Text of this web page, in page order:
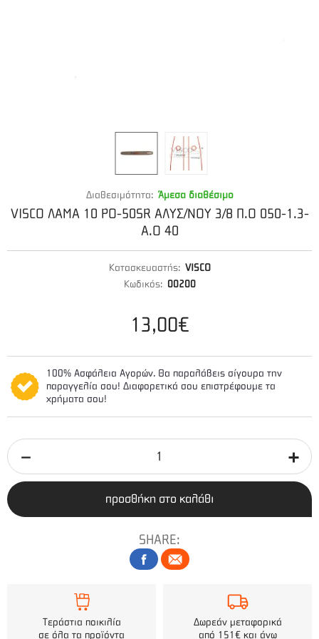
Διαθεσιμότητα: Άμεσα διαθέσιμο
VISCO ΛΑΜΑ 10 PO-50SR ΑΛΥΣ/ΝΟΥ 3/8 Π.Ο 050-1.3-
Α.Ο 40
Κατασκευαστής: VISCO
Κωδικός: 00200
13,00€
100% Ασφάλεια Αγορών. Θα παραλάβεις σίγουρα την
παραγγελία σου! Διαφορετικά σου επιστρέφουμε τα
χρήματα σου!
προσθήκη στο καλάθι
SHARE:
Τεράστια ποικιλία
σε όλα τα προϊόντα
Δωρεάν μεταφορικά
από 151€ και άνω